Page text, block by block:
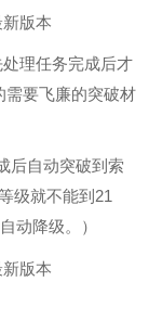
理任务完成后才
需要飞廉的突破材
后自动突破到索
级就不能到21
动降级。）